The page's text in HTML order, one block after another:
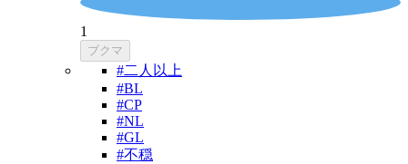
1
ブクマ
#二人以上
#BL
#CP
#NL
#GL
#不穏